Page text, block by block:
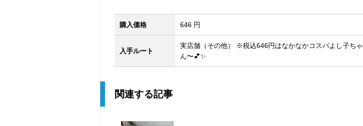
購入価格 646 円
入手ルート
実店舗（その他） ※税込646円はなかなかコスパよし子ちゃ
ん〜💕✨
関連する記事